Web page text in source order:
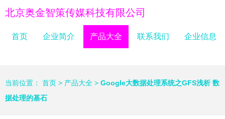
北京奥金智策传媒科技有限公司
首页 企业简介 产品大全 联系我们 企业信息
当前位置： 首页 > 产品大全 > Google大数据处理系统之GFS浅析 数
据处理的基石